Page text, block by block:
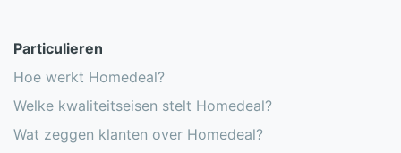
Particulieren
Hoe werkt Homedeal?
Welke kwaliteitseisen stelt Homedeal?
Wat zeggen klanten over Homedeal?